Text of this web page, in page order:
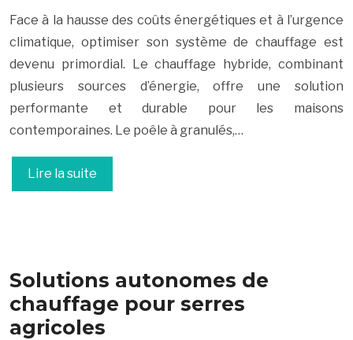
Face à la hausse des coûts énergétiques et à l’urgence
climatique, optimiser son système de chauffage est
devenu primordial. Le chauffage hybride, combinant
plusieurs sources d’énergie, offre une solution
performante et durable pour les maisons
contemporaines. Le poêle à granulés,…
Lire la suite
Solutions autonomes de
chauffage pour serres
agricoles